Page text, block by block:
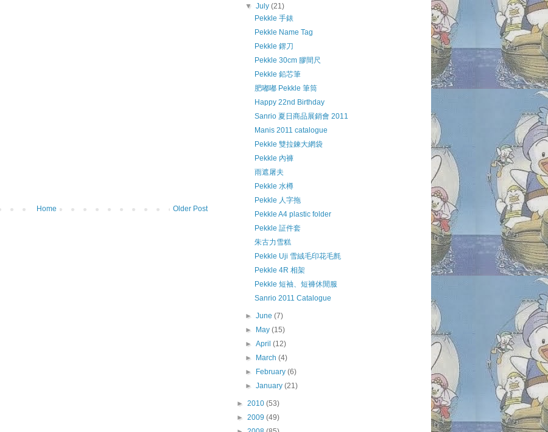
Older Post
Home
▼July(21)
Pekkle 手錶
Pekkle Name Tag
Pekkle 鎅刀
Pekkle 30cm 膠間尺
Pekkle 鉛芯筆
肥嘟嘟 Pekkle 筆筒
Happy 22nd Birthday
Sanrio 夏日商品展銷會 2011
Manis 2011 catalogue
Pekkle 雙拉鍊大網袋
Pekkle 內褲
雨遮屠夫
Pekkle 水樽
Pekkle 人字拖
Pekkle A4 plastic folder
Pekkle 証件套
朱古力雪糕
Pekkle Uji 雪絨毛印花毛氈
Pekkle 4R 相架
Pekkle 短袖、短褲休閒服
Sanrio 2011 Catalogue
►June(7)
►
May(15)
►April(12)
►
March(4)
►
February(6)
►January(21)
► 2010 (53)
► 2009 (49)